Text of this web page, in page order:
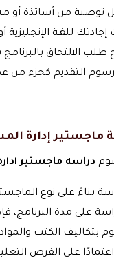
توصية من أساتذة أو
للغة الإنجليزية
الالتحاق
التقديم كجزء من
ماجستير إدارة
دراسه ماجستير
بناءً على نوع
على مدة البرنامج،
بتكاليف الكتب والمواد
على الفرص